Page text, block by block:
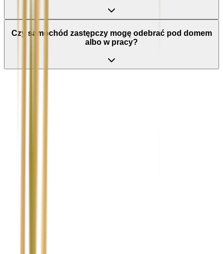
Czy samochód zastępczy mogę odebrać pod domem
albo w pracy?